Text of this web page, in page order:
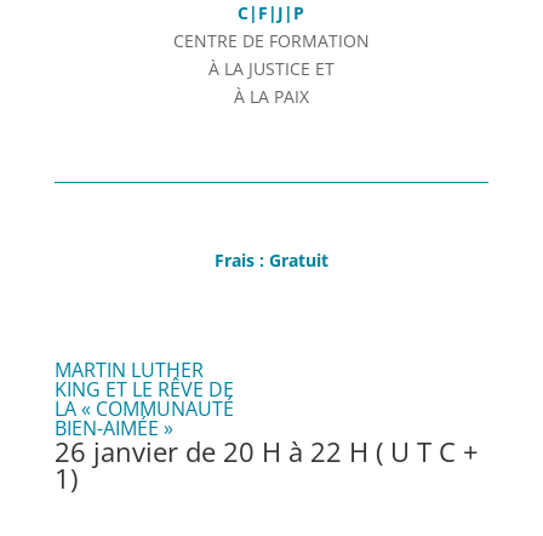
C|F|J|P
CENTRE DE FORMATION
À LA JUSTICE ET
À LA PAIX
Frais : Gratuit
MARTIN LUTHER
KING ET LE RÊVE DE
LA « COMMUNAUTÉ
BIEN-AIMÉE »
26 janvier de 20 H à 22 H ( U T C +
1)